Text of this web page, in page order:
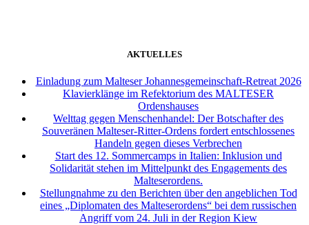
AKTUELLES
Einladung zum Malteser Johannesgemeinschaft-Retreat 2026
Klavierklänge im Refektorium des MALTESER
Ordenshauses
Welttag gegen Menschenhandel: Der Botschafter des
Souveränen Malteser-Ritter-Ordens fordert entschlossenes
Handeln gegen dieses Verbrechen
Start des 12. Sommercamps in Italien: Inklusion und
Solidarität stehen im Mittelpunkt des Engagements des
Malteserordens.
Stellungnahme zu den Berichten über den angeblichen Tod
eines „Diplomaten des Malteserordens“ bei dem russischen
Angriff vom 24. Juli in der Region Kiew